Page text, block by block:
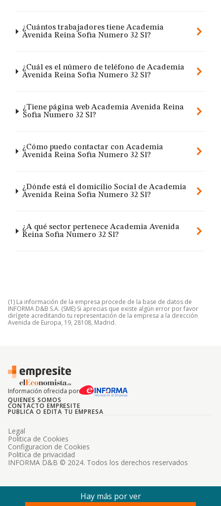
¿Cuántos trabajadores tiene Academia
Avenida Reina Sofia Numero 32 Sl?
¿Cuál es el número de teléfono de Academia
Avenida Reina Sofia Numero 32 Sl?
¿Tiene página web Academia Avenida Reina
Sofia Numero 32 Sl?
¿Cómo puedo contactar con Academia
Avenida Reina Sofia Numero 32 Sl?
¿Dónde está el domicilio Social de Academia
Avenida Reina Sofia Numero 32 Sl?
¿A qué sector pertenece Academia Avenida
Reina Sofia Numero 32 Sl?
(1) La información de la empresa procede de la base de datos de
INFORMA D&B S.A. (SME) Si aprecias que existe algún error por favor
dirígete acreditando tu representación de la empresa a la dirección
Avenida de Europa, 19, 28108, Madrid.
Información ofrecida por
QUIENES SOMOS
CONTACTO EMPRESITE
PUBLICA O EDITA TU EMPRESA
INFORMA D&B © 2024. Todos los derechos reservados
Legal
Politica de Cookies
Configuracion de Cookies
Politica de privacidad
Hay más por ver